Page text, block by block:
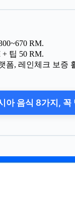
RM.
+ 팁 50 RM.
폼, 레인체크 보증
아 음식 8가지, 꼭